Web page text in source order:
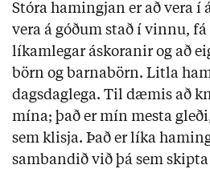
Stóra hamingjan er að vera í
vera á góðum stað í vinnu, fá
líkamlegar áskoranir og að
börn og barnabörn. Litla
dagsdaglega. Til dæmis að
mína; það er mín mesta
sem klisja. Það er líka
sambandið við þá sem